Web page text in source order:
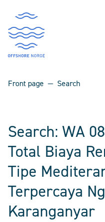
Front page Search
Search: WA
Total Biaya
Tipe
Terpercaya
Karanganyar